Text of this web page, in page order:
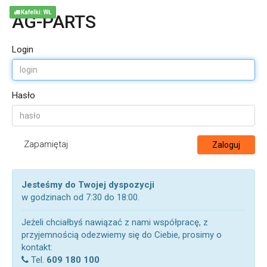
AG-PARTS
Login
Hasło
Zapamiętaj Zaloguj
Jesteśmy do Twojej dyspozycji
w godzinach od 7:30 do 18:00.
Jeżeli chciałbyś nawiązać z nami współpracę, z
przyjemnością odezwiemy się do Ciebie, prosimy o
kontakt:
Tel. 609 180 100
Kafelki: WŁ